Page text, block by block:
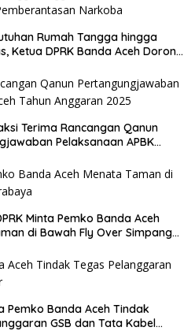
Rumah Tangga hingga
Ketua DPRK Banda Aceh Dorong
Terima Rancangan Qanun
Pelaksanaan APBK
Minta Pemko Banda Aceh
di Bawah Fly Over Simpang
Pemko Banda Aceh Tindak
GSB dan Tata Kabel